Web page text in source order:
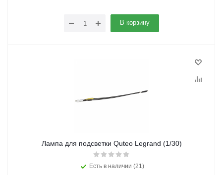
В корзину
Лампа для подсветки Quteo Legrand (1/30)
Есть в наличии (21)